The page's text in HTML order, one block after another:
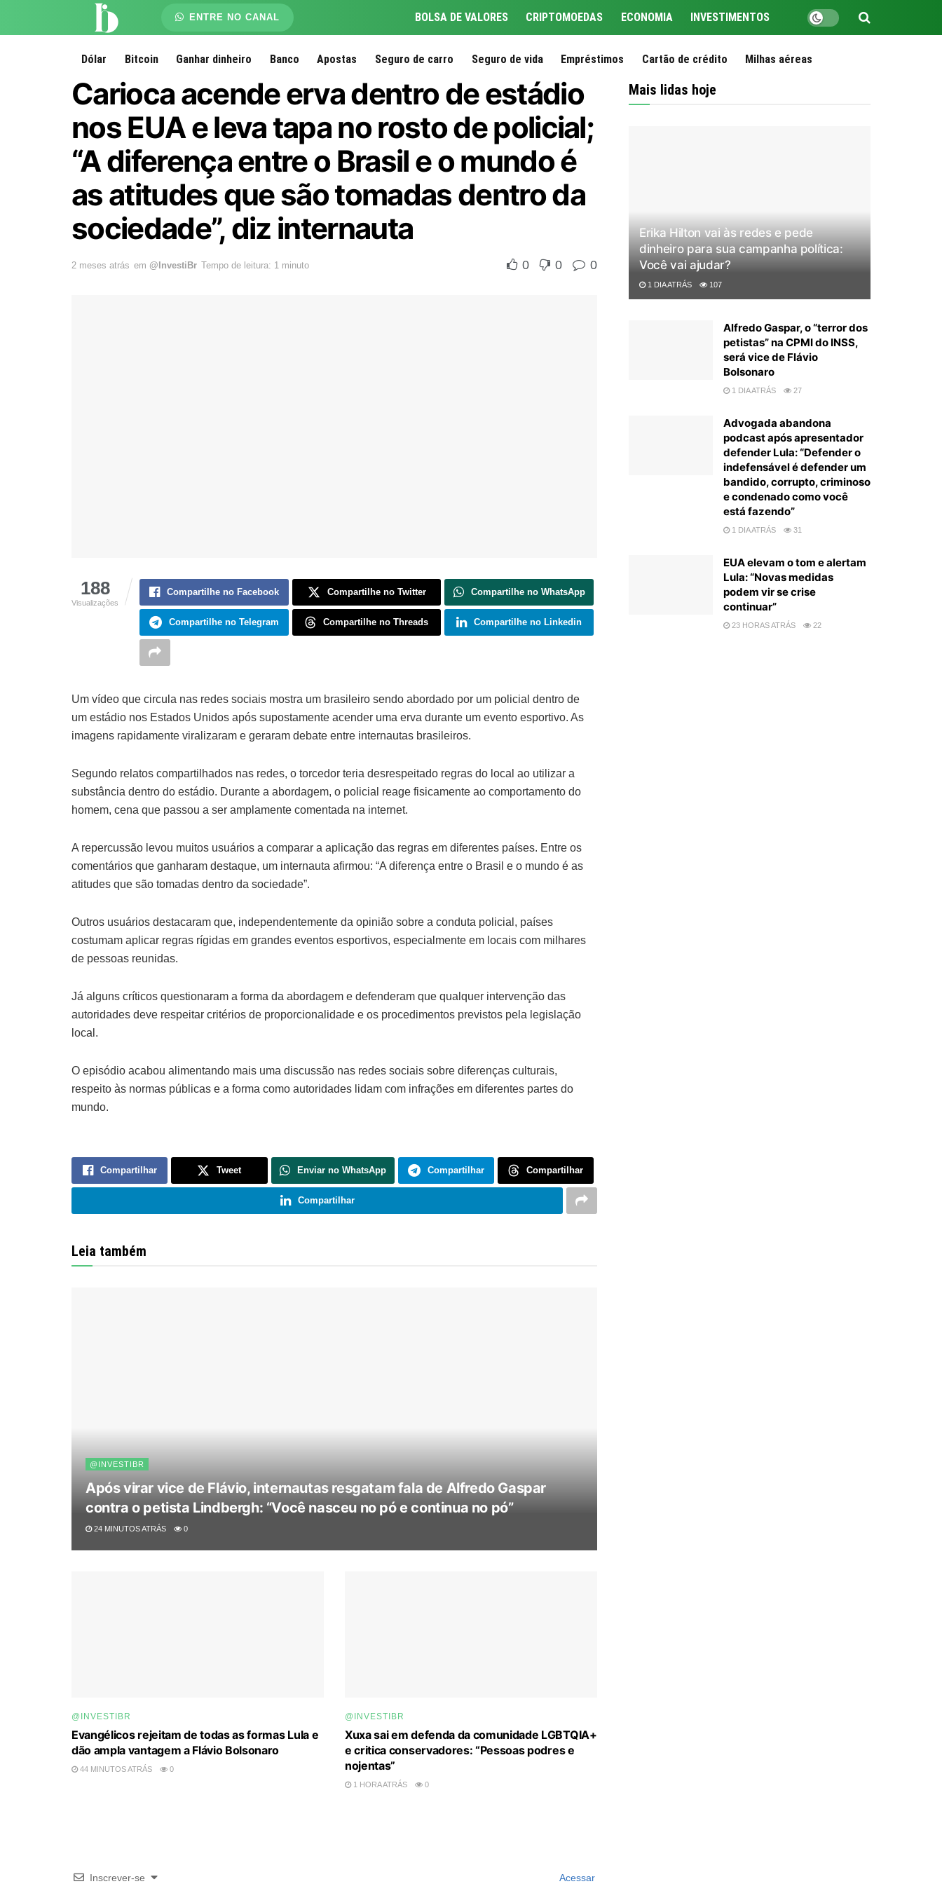
ENTRE NO CANAL BOLSA DE VALORES CRIPTOMOEDAS ECONOMIA INVESTIMENTOS
Dólar Bitcoin Ganhar dinheiro Banco Apostas Seguro de carro Seguro de vida Empréstimos Cartão de crédito Milhas aéreas
Carioca acende erva dentro de estádio
nos EUA e leva tapa no rosto de policial;
“A diferença entre o Brasil e o mundo é
as atitudes que são tomadas dentro da
sociedade”, diz internauta
2 meses atrás em @InvestiBr Tempo de leitura: 1 minuto 0 0 0
188
Visualizações
Compartilhe no Facebook Compartilhe no Twitter Compartilhe no WhatsApp
Compartilhe no Telegram Compartilhe no Threads Compartilhe no Linkedin
Um vídeo que circula nas redes sociais mostra um brasileiro sendo abordado por um policial dentro de
um estádio nos Estados Unidos após supostamente acender uma erva durante um evento esportivo. As
imagens rapidamente viralizaram e geraram debate entre internautas brasileiros.
Segundo relatos compartilhados nas redes, o torcedor teria desrespeitado regras do local ao utilizar a
substância dentro do estádio. Durante a abordagem, o policial reage fisicamente ao comportamento do
homem, cena que passou a ser amplamente comentada na internet.
A repercussão levou muitos usuários a comparar a aplicação das regras em diferentes países. Entre os
comentários que ganharam destaque, um internauta afirmou: “A diferença entre o Brasil e o mundo é as
atitudes que são tomadas dentro da sociedade”.
Outros usuários destacaram que, independentemente da opinião sobre a conduta policial, países
costumam aplicar regras rígidas em grandes eventos esportivos, especialmente em locais com milhares
de pessoas reunidas.
Já alguns críticos questionaram a forma da abordagem e defenderam que qualquer intervenção das
autoridades deve respeitar critérios de proporcionalidade e os procedimentos previstos pela legislação
local.
O episódio acabou alimentando mais uma discussão nas redes sociais sobre diferenças culturais,
respeito às normas públicas e a forma como autoridades lidam com infrações em diferentes partes do
mundo.
Compartilhar Tweet Enviar no WhatsApp Compartilhar Compartilhar
Compartilhar
Leia também
@INVESTIBR
Após virar vice de Flávio, internautas resgatam fala de Alfredo Gaspar
contra o petista Lindbergh: “Você nasceu no pó e continua no pó”
24 MINUTOS ATRÁS 0
@INVESTIBR
Evangélicos rejeitam de todas as formas Lula e
dão ampla vantagem a Flávio Bolsonaro
44 MINUTOS ATRÁS 0
@INVESTIBR
Xuxa sai em defenda da comunidade LGBTQIA+
e critica conservadores: “Pessoas podres e
nojentas”
1 HORA ATRÁS 0
Inscrever-se Acessar
Mais lidas hoje
Erika Hilton vai às redes e pede
dinheiro para sua campanha política:
Você vai ajudar?
1 DIA ATRÁS 107
Alfredo Gaspar, o “terror dos
petistas” na CPMI do INSS,
será vice de Flávio
Bolsonaro
1 DIA ATRÁS 27
Advogada abandona
podcast após apresentador
defender Lula: “Defender o
indefensável é defender um
bandido, corrupto, criminoso
e condenado como você
está fazendo”
1 DIA ATRÁS 31
EUA elevam o tom e alertam
Lula: “Novas medidas
podem vir se crise
continuar”
23 HORAS ATRÁS 22